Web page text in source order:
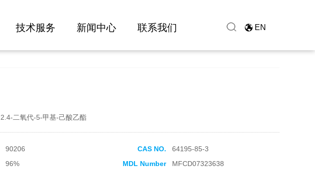
技术服务 新闻中心 联系我们 EN
2.4-二氧代-5-甲基-己酸乙酯
90206 CAS NO.
64195-85-3
96% MDL Number
MFCD07323638